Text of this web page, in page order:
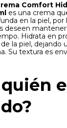
Comfort
es una crema
en la piel,
deseen
Hidrata en
la piel, dejando
Su textura es